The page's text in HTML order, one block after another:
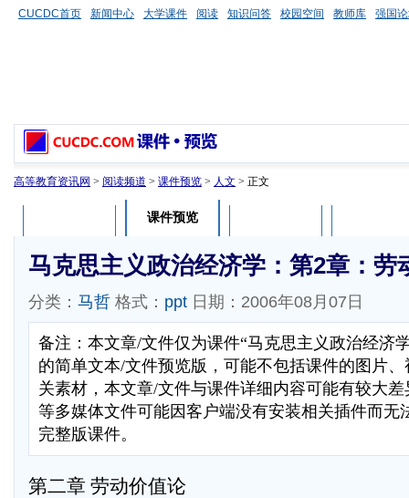
CUCDC首页 新闻中心 大学课件 阅读 知识问答 校园空间 教师库 强国
高等教育资讯网 > 阅读频道 > 课件预览 > 人文 > 正文
课件预览
马克思主义政治经济学：第2章：劳
分类： 马哲 格式： ppt 日期：2006年08月07日
备注：本文章/文件仅为课件“马克思主义政治经济
的简单文本/文件预览版，可能不包括课件的图片
关素材，本文章/文件与课件详细内容可能有较大
等多媒体文件可能因客户端没有安装相关插件而无
完整版课件。
第二章 劳动价值论